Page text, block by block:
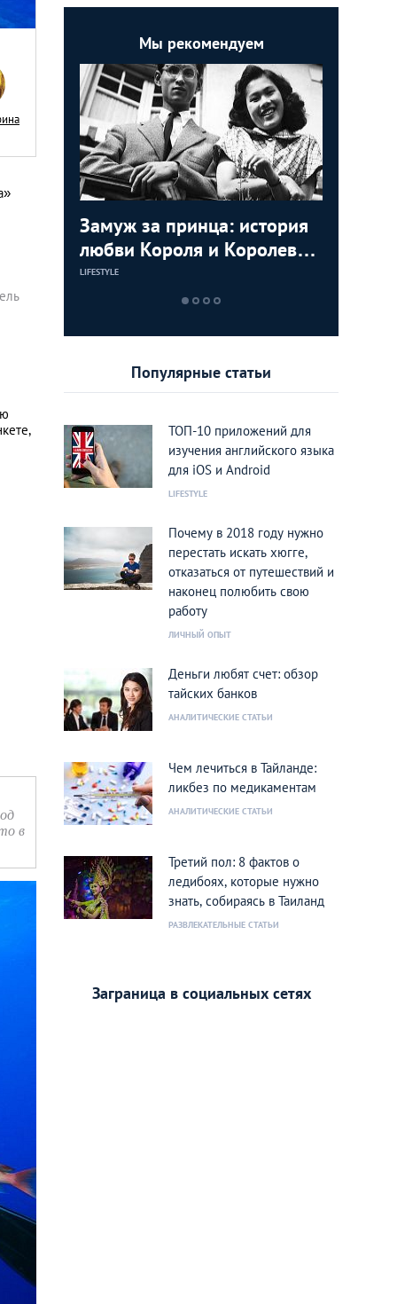
в
Мы рекомендуем
Замуж за принца: история
любви Короля и Королевы
Тайланда
LIFESTYLE
Популярные статьи
ТОП-10 приложений для
изучения английского языка
для iOS и Android
LIFESTYLE
Почему в 2018 году нужно
перестать искать хюгге,
отказаться от путешествий и
наконец полюбить свою
работу
ЛИЧНЫЙ ОПЫТ
Деньги любят счет: обзор
тайских банков
АНАЛИТИЧЕСКИЕ СТАТЬИ
Чем лечиться в Тайланде:
ликбез по медикаментам
АНАЛИТИЧЕСКИЕ СТАТЬИ
Третий пол: 8 фактов о
ледибоях, которые нужно
знать, собираясь в Таиланд
РАЗВЛЕКАТЕЛЬНЫЕ СТАТЬИ
Заграница в социальных сетях